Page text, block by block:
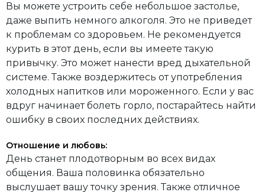
Вы можете устроить себе небольшое застолье,
даже выпить немного алкоголя. Это не приведет
к проблемам со здоровьем. Не рекомендуется
курить в этот день, если вы имеете такую
привычку. Это может нанести вред дыхательной
системе. Также воздержитесь от употребления
холодных напитков или мороженного. Если у вас
вдруг начинает болеть горло, постарайтесь найти
ошибку в своих последних действиях.
Отношение и любовь:
День станет плодотворным во всех видах
общения. Ваша половинка обязательно
выслушает вашу точку зрения. Также отличное